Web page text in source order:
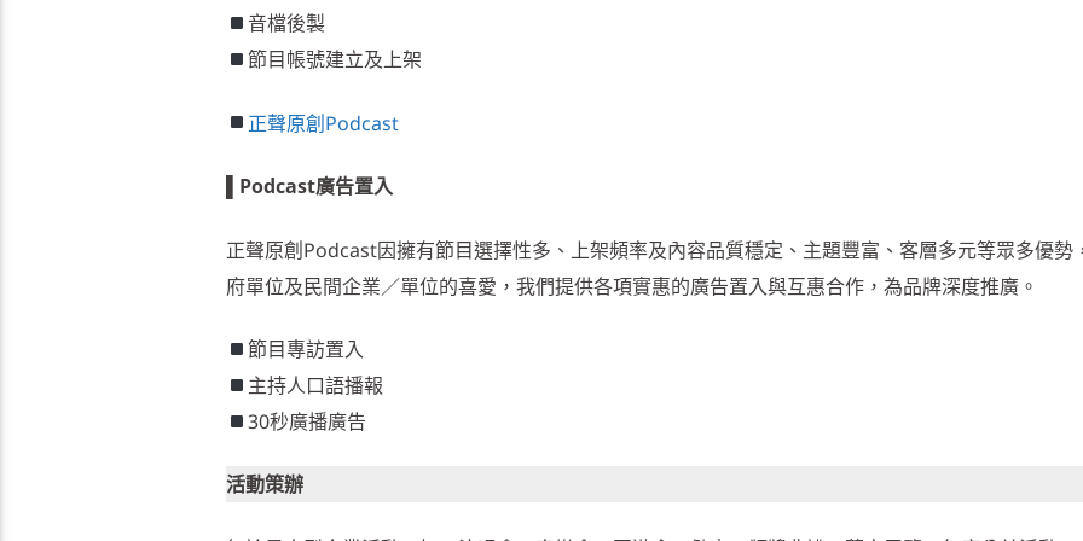
音檔後製
節目帳號建立及上架
正聲原創Podcast
Podcast廣告置入
正聲原創Podcast因擁有節目選擇性多、上架頻率及內容品質穩定、主題豐富、客層多元等眾多優勢
府單位及民間企業／單位的喜愛，我們提供各項實惠的廣告置入與互惠合作，為品牌深度推廣。
節目專訪置入
主持人口語播報
30秒廣播廣告
活動策辦